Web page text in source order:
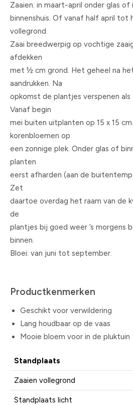
Zaaien: in maart-april onder glas of
binnenshuis. Of vanaf half april tot
vollegrond.
Zaai breedwerpig op vochtige
afdekken
met ½ cm grond. Het geheel na
aandrukken. Na
opkomst de plantjes verspenen
Vanaf begin
mei buiten uitplanten op 15 x 15
korenbloemen op
een zonnige plek. Onder glas of
planten
eerst afharden (aan de
Zet
daartoe overdag het raam van de
de
plantjes bij goed weer ’s morgens
binnen.
Bloei: van juni tot september.
Productkenmerken
Geschikt voor verwildering
Lang houdbaar op de vaas
Mooie bloem voor in de pluktuin
Standplaats
Zaaien vollegrond
Standplaats licht